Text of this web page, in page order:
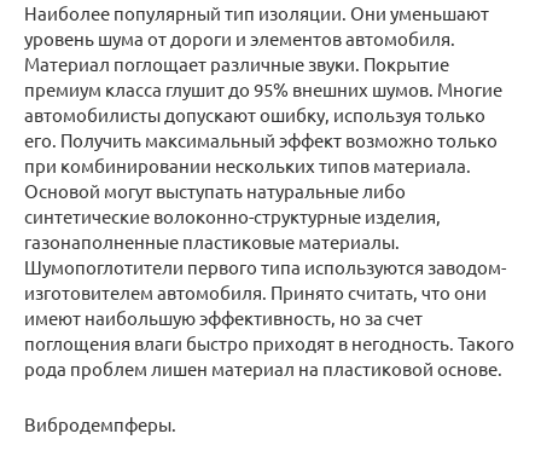
Наиболее популярный тип изоляции. Они уменьшают
уровень шума от дороги и элементов автомобиля.
Материал поглощает различные звуки. Покрытие
премиум класса глушит до 95% внешних шумов. Многие
автомобилисты допускают ошибку, используя только
его. Получить максимальный эффект возможно только
при комбинировании нескольких типов материала.
Основой могут выступать натуральные либо
синтетические волоконно-структурные изделия,
газонаполненные пластиковые материалы.
Шумопоглотители первого типа используются заводом-
изготовителем автомобиля. Принято считать, что они
имеют наибольшую эффективность, но за счет
поглощения влаги быстро приходят в негодность. Такого
рода проблем лишен материал на пластиковой основе.
Вибродемпферы.